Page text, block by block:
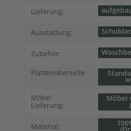
Produkteigenschaft
Wert
Lieferung:
Ausstattung:
Zubehör:
Plattenoberseite
:
Möbel
Lieferung:
Möbel
Material: